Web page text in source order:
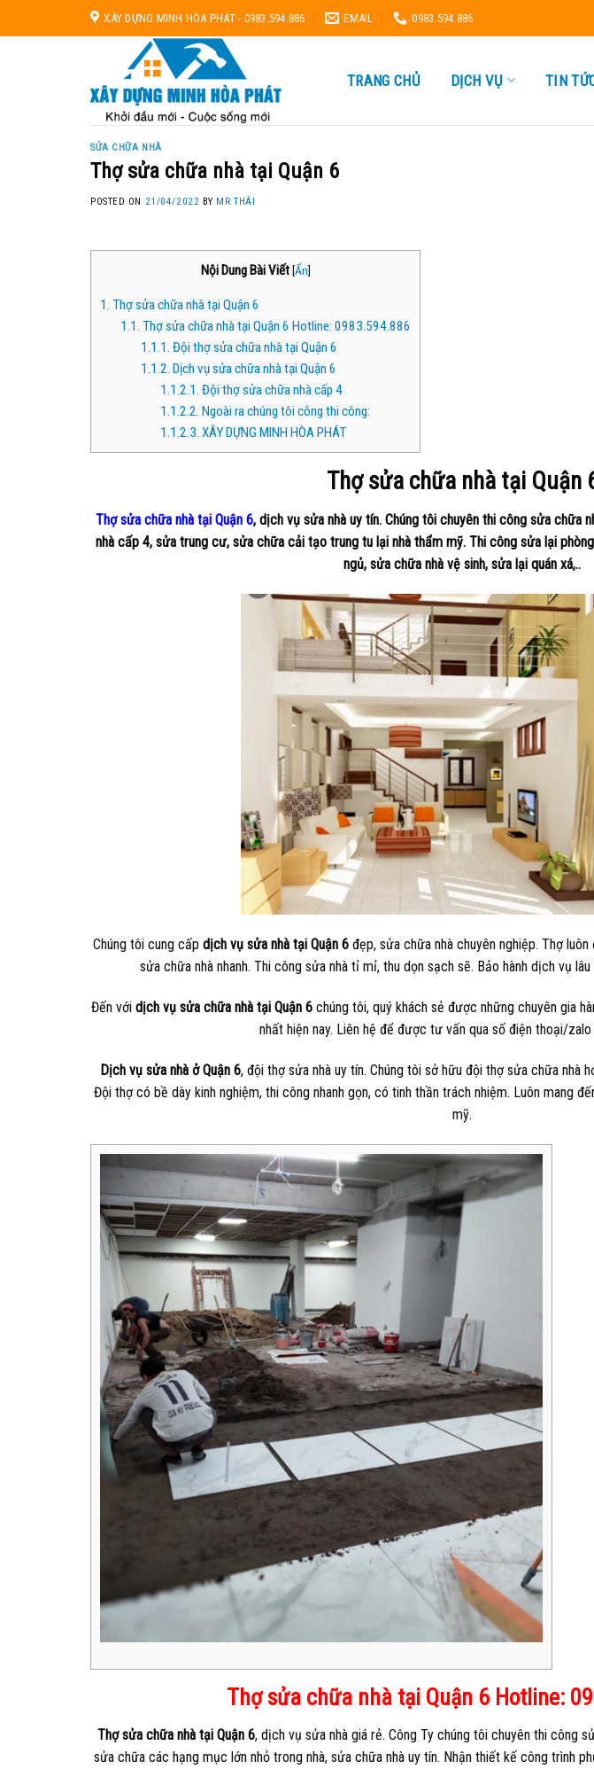
to
XÂY DỰNG MINH HÒA PHÁT - 0983.594.886 EMAIL 0983.594.886
TRANG CHỦ DỊCH VỤ TIN
SỬA CHỮA NHÀ
Thợ sửa chữa nhà tại Quận 6
POSTED ON 21/04/2022 BY MR THÁI
Nội Dung Bài Viết [Ẩn]
1. Thợ sửa chữa nhà tại Quận 6
1.1. Thợ sửa chữa nhà tại Quận 6 Hotline: 0983.594.886
1.1.1. Đội thợ sửa chữa nhà tại Quận 6
1.1.2. Dịch vụ sửa chữa nhà tại Quận 6
1.1.2.1. Đội thợ sửa chữa nhà cấp 4
1.1.2.2. Ngoài ra chúng tôi công thi công:
1.1.2.3. XÂY DỰNG MINH HÒA PHÁT
Thợ sửa chữa nhà tại Quận
Thợ sửa chữa nhà tại Quận 6, dịch vụ sửa nhà uy tín. Chúng tôi chuyên thi công sửa chữa
nhà cấp 4, sửa trung cư, sửa chữa cải tạo trung tu lại nhà thẩm mỹ. Thi công sửa lại
ngủ, sửa chữa nhà vệ sinh, sửa lại quán xá,..
Chúng tôi cung cấp dịch vụ sửa nhà tại Quận 6 đẹp, sửa chữa nhà chuyên nghiệp. Thợ
sửa chữa nhà nhanh. Thi công sửa nhà tỉ mỉ, thu dọn sạch sẽ. Bảo hành dịch vụ
Đến với dịch vụ sửa chữa nhà tại Quận 6chúng tôi, quý khách sẻ được những chuyên gia
nhất hiện nay. Liên hệ để được tư vấn qua số điện thoại/
Dịch vụ sửa nhà ở Quận 6, đội thợ sửa nhà uy tín. Chúng tôi sở hữu đội thợ sửa chữa nhà
Đội thợ có bề dày kinh nghiệm, thi công nhanh gọn, có tinh thần trách nhiệm. Luôn mang
mỹ.
Thợ sửa chữa nhà tại Quận 6 Hotline:
Thợ sửa chữa nhà tại Quận 6, dịch vụ sửa nhà giá rẻ. Công Ty chúng tôi chuyên thi công
sửa chữa các hạng mục lớn nhỏ trong nhà, sửa chữa nhà uy tín. Nhận thiết kế công trình